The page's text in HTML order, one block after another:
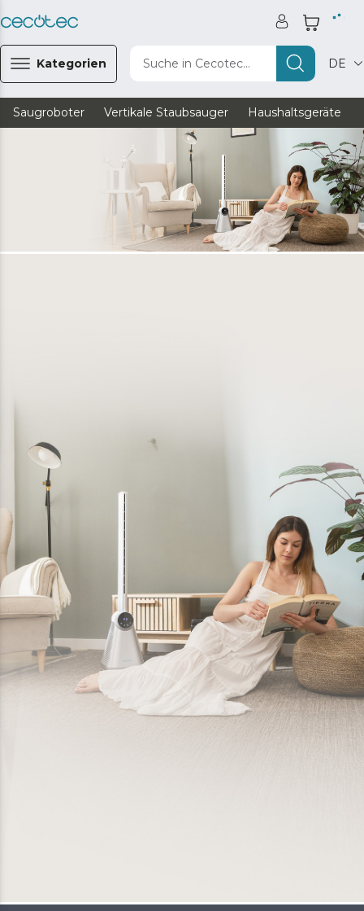
Kategorien Suche in Cecotec... DE
Saugroboter Vertikale Staubsauger Haushaltsgeräte